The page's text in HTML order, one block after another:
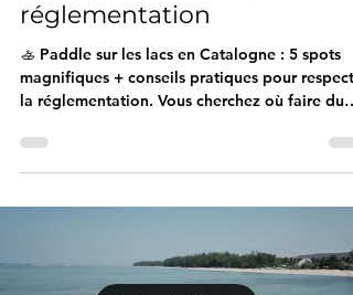
pratiques pour respecter la
réglementation
🚣️ Paddle sur les lacs en Catalogne : 5 spots
la réglementation. Vous cherchez où faire du
paddle en Catalogne loin des plages bondées
spectaculaire. Ce guide vous présente 5 spots
incontournables, accompagnés de conseils